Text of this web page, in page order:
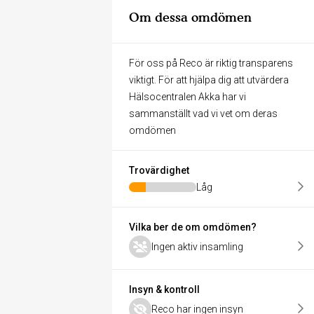
Om dessa omdömen
För oss på Reco är riktig transparens
viktigt. För att hjälpa dig att utvärdera
Hälsocentralen Akka har vi
sammanställt vad vi vet om deras
omdömen
Trovärdighet
Låg
Vilka ber de om omdömen?
Ingen aktiv insamling
Insyn & kontroll
Reco har ingen insyn